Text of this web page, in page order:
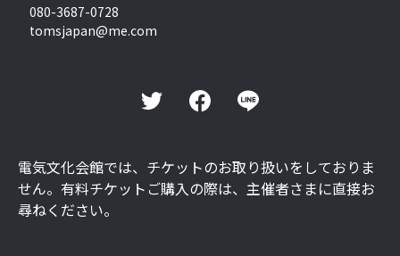
080-3687-0728
tomsjapan@me.com
電気文化会館では、チケットのお取り扱いをしておりま
せん。有料チケットご購入の際は、主催者さまに直接お
尋ねください。